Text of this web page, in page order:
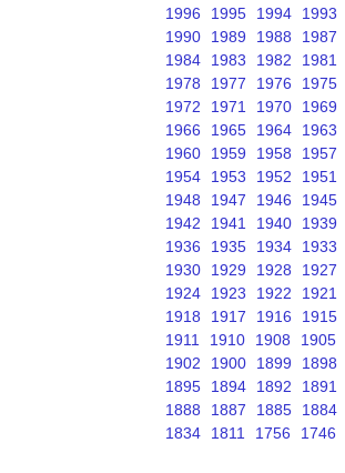
1996
1995 1994 1993
1990
1989 1988 1987
1984
1983 1982 1981
1978
1977 1976 1975
1972
1971 1970 1969
1966
1965 1964 1963
1960
1959 1958 1957
1954
1953 1952 1951
1948
1947 1946 1945
1942
1941 1940 1939
1936
1935 1934 1933
1930
1929 1928 1927
1924
1923 1922 1921
1918
1917 1916 1915
1911
1910 1908 1905
1902
1900 1899 1898
1895
1894 1892 1891
1888
1887 1885 1884
1834
1811 1756 1746